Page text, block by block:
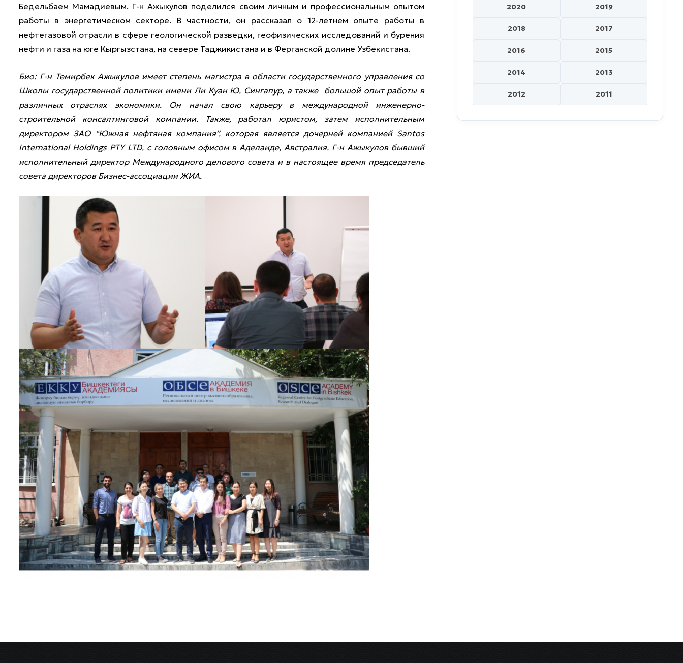
Бедельбаем Мамадиевым. Г-н Ажыкулов поделился своим личным и профессиональным опытом
работы в энергетическом секторе. В частности, он рассказал о 12-летнем опыте работы в
нефтегазовой отрасли в сфере геологической разведки, геофизических исследований и бурения
нефти и газа на юге Кыргызстана, на севере Таджикистана и в Ферганской долине Узбекистана.
Био: Г-н Темирбек Ажыкулов имеет степень магистра в области государственного управления со
Школы государственной политики имени Ли Куан Ю, Сингапур, а также большой опыт работы в
различных отраслях экономики. Он начал свою карьеру в международной инженерно-
строительной консалтинговой компании. Также, работал юристом, затем исполнительным
директором ЗАО “Южная нефтяная компания”, которая является дочерней компанией Santos
International Holdings PTY LTD, с головным офисом в Аделаиде, Австралия. Г-н Ажыкулов бывший
исполнительный директор Международного делового совета и в настоящее время председатель
совета директоров Бизнес-ассоциации ЖИА.
2020 2019
2018 2017
2016 2015
2014 2013
2012 2011